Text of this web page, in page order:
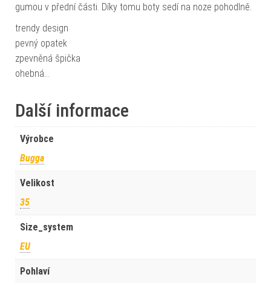
gumou v přední části. Díky tomu boty sedí na noze pohodlně.
trendy design
pevný opatek
zpevněná špička
ohebná…
Další informace
Výrobce
Bugga
Velikost
35
Size_system
EU
Pohlaví